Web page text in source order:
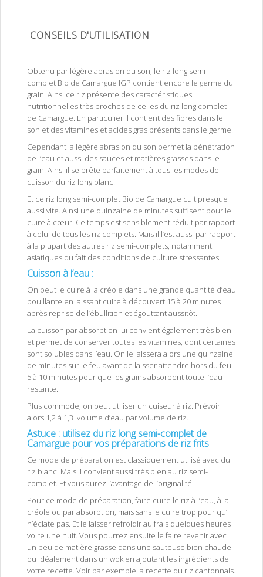
CONSEILS D'UTILISATION
Obtenu par légère abrasion du son, le riz long semi-
complet Bio de Camargue IGP contient encore le germe du
grain. Ainsi ce riz présente des caractéristiques
nutritionnelles très proches de celles du riz long complet
de Camargue. En particulier il contient des fibres dans le
son et des vitamines et acides gras présents dans le germe.
Cependant la légère abrasion du son permet la pénétration
de l’eau et aussi des sauces et matières grasses dans le
grain. Ainsi il se prête parfaitement à tous les modes de
cuisson du riz long blanc.
Et ce riz long semi-complet Bio de Camargue cuit presque
aussi vite. Ainsi une quinzaine de minutes suffisent pour le
cuire à cœur. Ce temps est sensiblement réduit par rapport
à celui de tous les riz complets. Mais il l’est aussi par rapport
à la plupart des autres riz semi-complets, notamment
asiatiques du fait des conditions de culture stressantes.
Cuisson à l’eau :
On peut le cuire à la créole dans une grande quantité d’eau
bouillante en laissant cuire à découvert 15 à 20 minutes
après reprise de l’ébullition et égouttant aussitôt.
La cuisson par absorption lui convient également très bien
et permet de conserver toutes les vitamines, dont certaines
sont solubles dans l’eau. On le laissera alors une quinzaine
de minutes sur le feu avant de laisser attendre hors du feu
5 à 10 minutes pour que les grains absorbent toute l’eau
restante.
Plus commode, on peut utiliser un cuiseur à riz. Prévoir
alors 1,2 à 1,3 volume d’eau par volume de riz.
Astuce : utilisez du riz long semi-complet de
Camargue pour vos préparations de riz frits
Ce mode de préparation est classiquement utilisé avec du
riz blanc. Mais il convient aussi très bien au riz semi-
complet. Et vous aurez l’avantage de l’originalité.
Pour ce mode de préparation, faire cuire le riz à l’eau, à la
créole ou par absorption, mais sans le cuire trop pour qu’il
n’éclate pas. Et le laisser refroidir au frais quelques heures
voire une nuit. Vous pourrez ensuite le faire revenir avec
un peu de matière grasse dans une sauteuse bien chaude
ou idéalement dans un wok en ajoutant les ingrédients de
votre recette. Voir par exemple la recette du riz cantonnais.